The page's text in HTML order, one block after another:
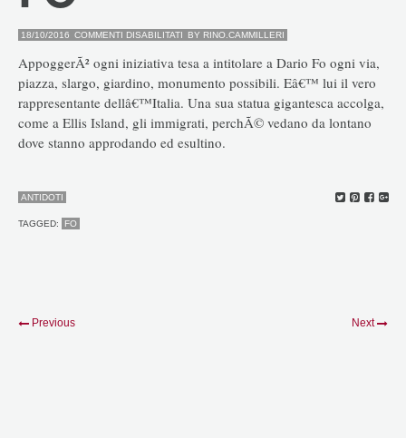
18/10/2016 COMMENTI DISABILITATI SU
BY RINO.CAMMILLERI
AppoggerÃ² ogni iniziativa tesa a intitolare a Dario Fo ogni via,
piazza, slargo, giardino, monumento possibili. Eâ€™ lui il vero
rappresentante dellâ€™Italia. Una sua statua gigantesca accolga,
come a Ellis Island, gli immigrati, perchÃ© vedano da lontano
dove stanno approdando ed esultino.
ANTIDOTI
TAGGED: FO
Previous Next